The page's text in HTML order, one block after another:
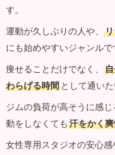
す。
運動が久しぶりの人や、
にも始めやすいジャンルで
痩せることだけでなく、
わらげる時間 として通い
ジムの負荷が高そうに感
動をしなくても 汗をかく
女性専用スタジオの安心